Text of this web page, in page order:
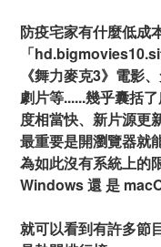
防疫宅家有什麼低成
「
《舞力麥克3》電影
劇片等......幾乎囊括
度相當快、新片源更
最重要是開瀏覽器就
為如此沒有系統上的
Windows 還 是
就可以看到有許多節